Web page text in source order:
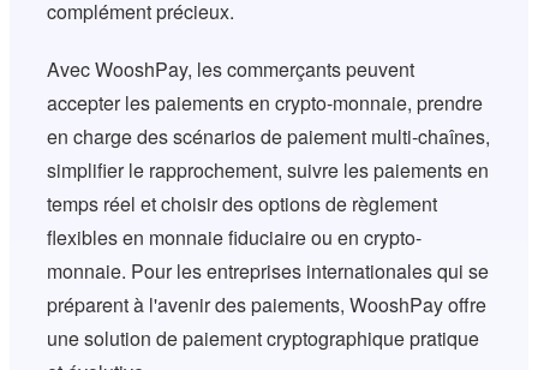
complément précieux.
Avec WooshPay, les commerçants peuvent
accepter les paiements en crypto-monnaie, prendre
en charge des scénarios de paiement multi-chaînes,
simplifier le rapprochement, suivre les paiements en
temps réel et choisir des options de règlement
flexibles en monnaie fiduciaire ou en crypto-
monnaie. Pour les entreprises internationales qui se
préparent à l'avenir des paiements, WooshPay offre
une solution de paiement cryptographique pratique